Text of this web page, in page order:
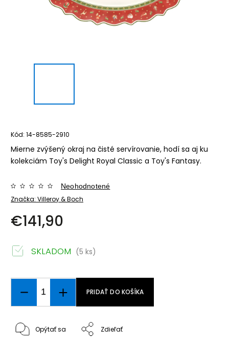
Kód: 14-8585-2910
Mierne zvýšený okraj na čisté servírovanie, hodí sa aj ku
kolekciám Toy's Delight Royal Classic a Toy's Fantasy.
Značka: Villeroy & Boch
Neohodnotené
€141,90
SKLADOM (5 ks)
PRIDAŤ DO KOŠÍKA
Opýtať sa Zdieľať